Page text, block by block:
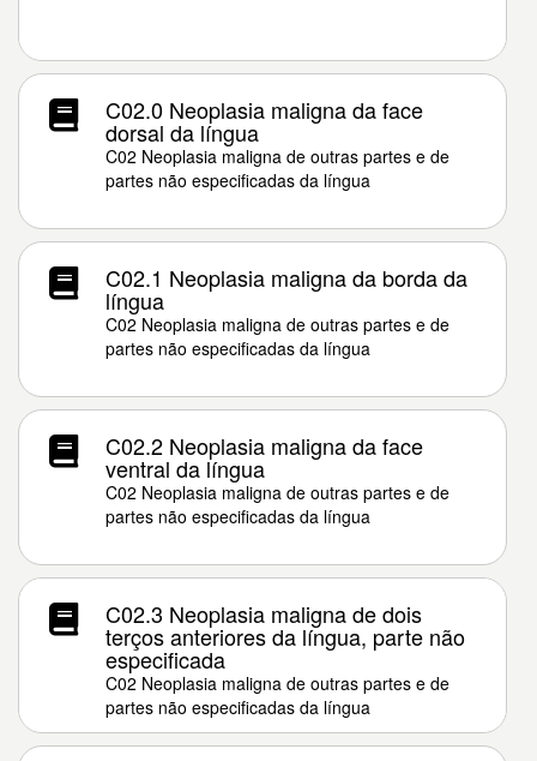
C02.0 Neoplasia maligna da face
dorsal da língua
C02 Neoplasia maligna de outras partes e de
partes não especificadas da língua
C02.1 Neoplasia maligna da borda da
língua
C02 Neoplasia maligna de outras partes e de
partes não especificadas da língua
C02.2 Neoplasia maligna da face
ventral da língua
C02 Neoplasia maligna de outras partes e de
partes não especificadas da língua
C02.3 Neoplasia maligna de dois
terços anteriores da língua, parte não
especificada
C02 Neoplasia maligna de outras partes e de
partes não especificadas da língua